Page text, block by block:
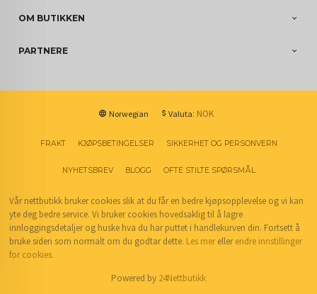
OM BUTIKKEN
PARTNERE
Norwegian Valuta: NOK
FRAKT KJØPSBETINGELSER SIKKERHET OG PERSONVERN
NYHETSBREV BLOGG OFTE STILTE SPØRSMÅL
Vår nettbutikk bruker cookies slik at du får en bedre kjøpsopplevelse og vi kan
yte deg bedre service. Vi bruker cookies hovedsaklig til å lagre
innloggingsdetaljer og huske hva du har puttet i handlekurven din. Fortsett å
bruke siden som normalt om du godtar dette. Les merellerendre innstillinger
for cookies.
Powered by 24Nettbutikk